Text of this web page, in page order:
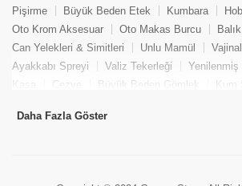
Pişirme
Büyük Beden Etek Kumbara
Oto Krom Aksesuar
Oto Makas Burcu
Can Yelekleri & Simitleri
Unlu Mamül
Ayakkabı Spreyi
Valiz Tekerleği
Kasa
Cezve Büyük Beden Gömlek
Kum
Tekne Bağlama & Demirleme
Daha Fazla Göster